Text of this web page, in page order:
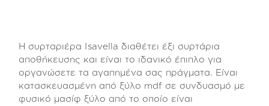
Η συρταριέρα Isavella διαθέτει έξι συρτάρια
αποθήκευσης και είναι το ιδανικό έπιπλο για
οργανώσετε τα αγαπημένα σας πράγματα. Είναι
κατασκευασμένη από ξύλο mdf σε συνδυασμό με
φυσικό μασίφ ξύλο από το οποίο είναι